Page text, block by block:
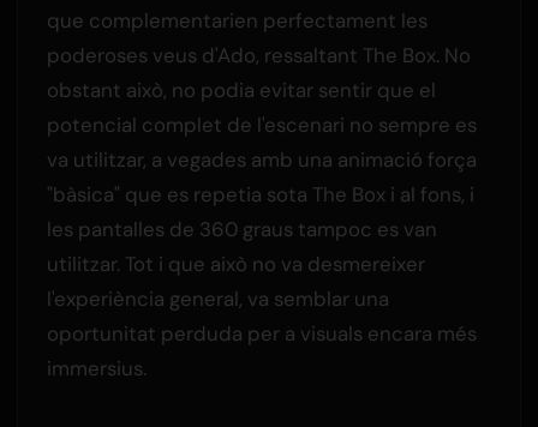
que complementarien perfectament les
poderoses veus d'Ado, ressaltant The Box. No
obstant això, no podia evitar sentir que el
potencial complet de l'escenari no sempre es
va utilitzar, a vegades amb una animació força
"bàsica" que es repetia sota The Box i al fons, i
les pantalles de 360 graus tampoc es van
utilitzar. Tot i que això no va desmereixer
l'experiència general, va semblar una
oportunitat perduda per a visuals encara més
immersius.